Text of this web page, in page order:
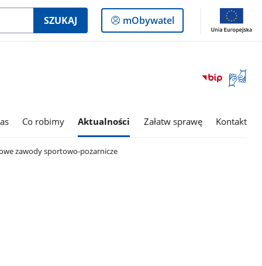
SZUKAJ
Logowanie
do
mObywatel
Otwórz
okno
języka
Co robimy Aktualności Załatw sprawę Kontakt
zawody sportowo-pożarnicze